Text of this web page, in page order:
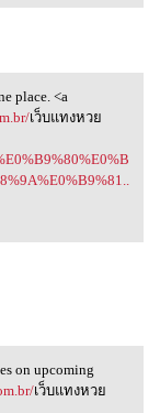
in
place. <a
เว็บแทงหวย
on upcoming
เว็บแทงหวย